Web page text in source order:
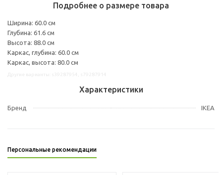
Подробнее о размере товара
Ширина: 60.0 см
Глубина: 61.6 см
Высота: 88.0 см
Каркас, глубина: 60.0 см
Каркас, высота: 80.0 см
Характеристики
Бренд IKEA
Персональные рекомендации